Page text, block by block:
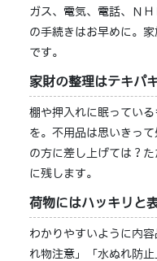
ガス、電気、電話、Ｎ
の手続きはお早めに。
です。
家財の整理はテキパ
棚や押入れに眠ってい
を。不用品は思いきっ
の方に差し上げては？
に残します。
荷物にはハッキリと
わかりやすいように内
れ物注意」「水ぬれ防